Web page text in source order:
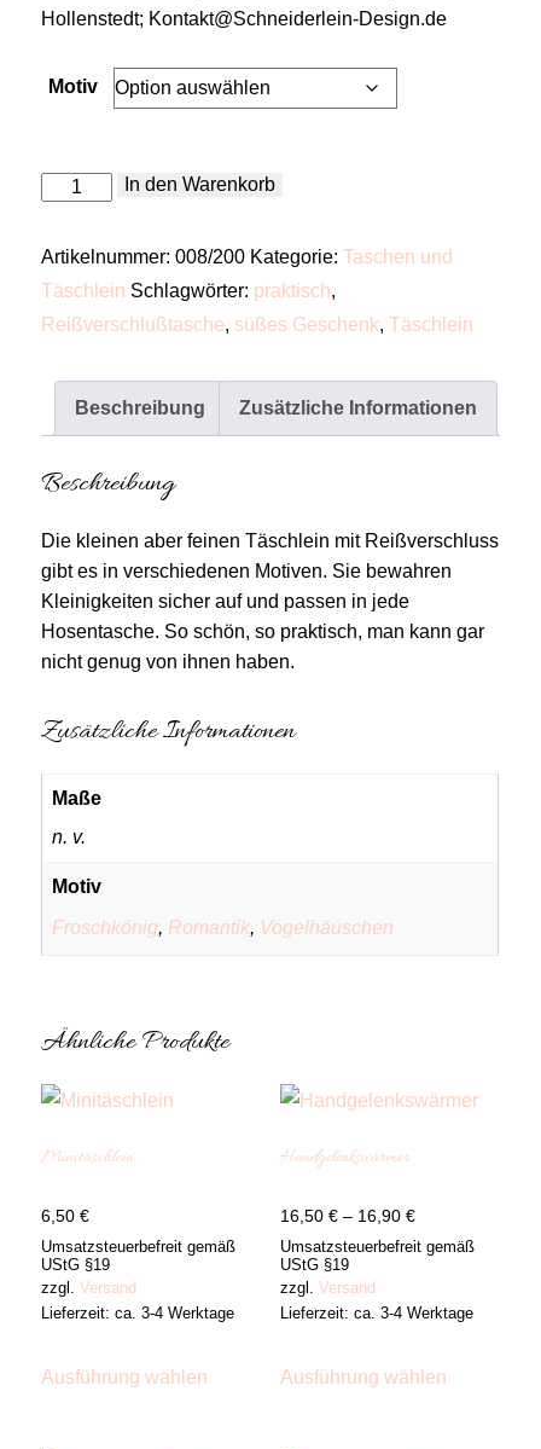
Hollenstedt; Kontakt@Schneiderlein-Design.de
Motiv
Kleines
Täschlein
Reißverschluss
Menge
In den Warenkorb
Artikelnummer:008/200 Kategorie:Taschen und
Täschlein Schlagwörter: praktisch,
Reißverschlußtasche, süßes Geschenk,Täschlein
Beschreibung Zusätzliche Informationen
Beschreibung
Die kleinen aber feinen Täschlein mit Reißverschluss
gibt es in verschiedenen Motiven. Sie bewahren
Kleinigkeiten sicher auf und passen in jede
Hosentasche. So schön, so praktisch, man kann gar
nicht genug von ihnen haben.
Zusätzliche Informationen
Maße
n. v.
Motiv
Froschkönig, Romantik, Vogelhäuschen
Ähnliche Produkte
Minitäschlein
6,50€
Umsatzsteuerbefreit gemäß
UStG §19
zzgl.Versand
Lieferzeit: ca. 3-4 Werktage
Ausführung wählen
Handgelenkswärmer
16,50 € – 16,90 €Preisspanne:
16,50 €
Umsatzsteuerbefreit gemäß
UStG §19
zzgl. Versand
Lieferzeit: ca. 3-4 Werktage
Ausführung wählenProdukt